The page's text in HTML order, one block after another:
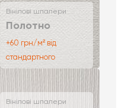
Вінілові шпалери
Полотно
+60 грн/м² від
стандартного
Вінілові шпалери